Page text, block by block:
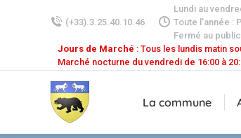
(+33).3.25.40.10.46
Lundi au
Toute l'année :
Fermé au
Jours de Marché : Tous les lundis matin
Marché nocturne du vendredi de 16:00 à
La commune